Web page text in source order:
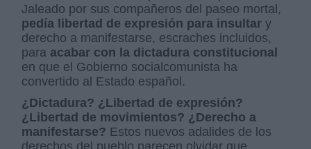
Jaleado por sus compañeros del paseo mortal,
pedía libertad de expresión para insultar y
derecho a manifestarse, escraches incluidos,
para acabar con la dictadura constitucional
en que el Gobierno socialcomunista ha
convertido al Estado español.
¿Dictadura? ¿Libertad de expresión?
¿Libertad de movimientos? ¿Derecho a
manifestarse? Estos nuevos adalides de los
derechos del pueblo parecen olvidar que